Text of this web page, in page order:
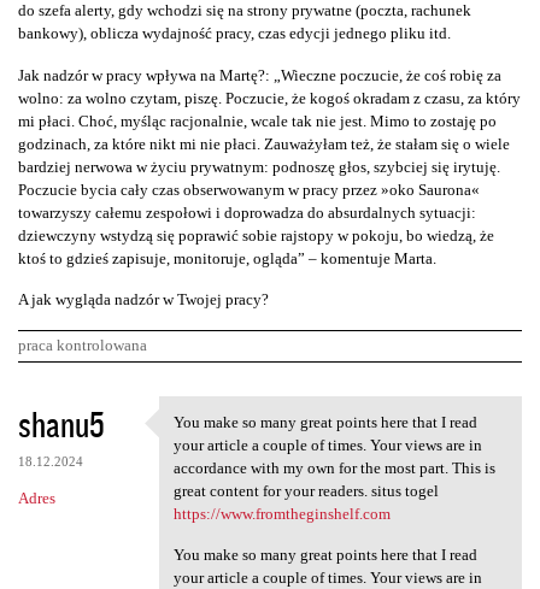
do szefa alerty, gdy wchodzi się na strony prywatne (poczta, rachunek
bankowy), oblicza wydajność pracy, czas edycji jednego pliku itd.
Jak nadzór w pracy wpływa na Martę?: „Wieczne poczucie, że coś robię za
wolno: za wolno czytam, piszę. Poczucie, że kogoś okradam z czasu, za który
mi płaci. Choć, myśląc racjonalnie, wcale tak nie jest. Mimo to zostaję po
godzinach, za które nikt mi nie płaci. Zauważyłam też, że stałam się o wiele
bardziej nerwowa w życiu prywatnym: podnoszę głos, szybciej się irytuję.
Poczucie bycia cały czas obserwowanym w pracy przez »oko Saurona«
towarzyszy całemu zespołowi i doprowadza do absurdalnych sytuacji:
dziewczyny wstydzą się poprawić sobie rajstopy w pokoju, bo wiedzą, że
ktoś to gdzieś zapisuje, monitoruje, ogląda” – komentuje Marta.
A jak wygląda nadzór w Twojej pracy?
praca kontrolowana
K
o
m
e
shanu5
18.12.2024
Adres
You make so many great points
You make so many great points here that I read
your article a couple of times. Your views are in
accordance with my own for the most part. This is
great content for your readers. situs togel
https://www.fromtheginshelf.com
You make so many great points here that I read
your article a couple of times. Your views are in